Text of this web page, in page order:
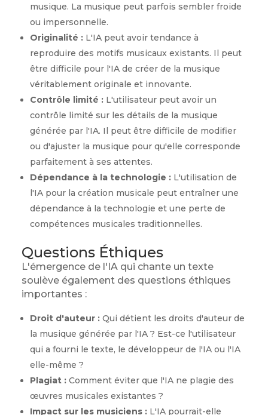
musique. La musique peut parfois sembler froide
ou impersonnelle.
Originalité :L'IA peut avoir tendance à
reproduire des motifs musicaux existants. Il peut
être difficile pour l'IA de créer de la musique
véritablement originale et innovante.
Contrôle limité :L'utilisateur peut avoir un
contrôle limité sur les détails de la musique
générée par l'IA. Il peut être difficile de modifier
ou d'ajuster la musique pour qu'elle corresponde
parfaitement à ses attentes.
Dépendance à la technologie :L'utilisation de
l'IA pour la création musicale peut entraîner une
dépendance à la technologie et une perte de
compétences musicales traditionnelles.
Questions Éthiques
L'émergence de l'IA qui chante un texte
soulève également des questions éthiques
importantes :
Droit d'auteur :Qui détient les droits d'auteur de
la musique générée par l'IA ? Est-ce l'utilisateur
qui a fourni le texte, le développeur de l'IA ou l'IA
elle-même ?
Plagiat :Comment éviter que l'IA ne plagie des
œuvres musicales existantes ?
Impact sur les musiciens :L'IA pourrait-elle